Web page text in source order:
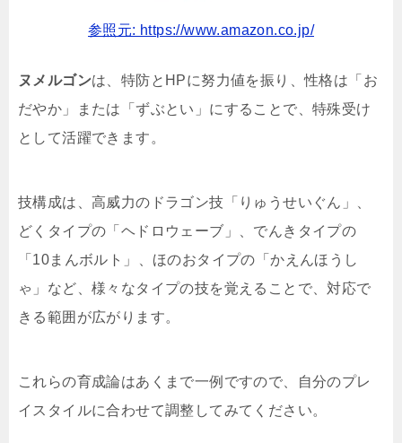
参照元: https://www.amazon.co.jp/
ヌメルゴンは、特防とHPに努力値を振り、性格は「お
だやか」または「ずぶとい」にすることで、特殊受け
として活躍できます。
技構成は、高威力のドラゴン技「りゅうせいぐん」、
どくタイプの「ヘドロウェーブ」、でんきタイプの
「10まんボルト」、ほのおタイプの「かえんほうし
ゃ」など、様々なタイプの技を覚えることで、対応で
きる範囲が広がります。
これらの育成論はあくまで一例ですので、自分のプレ
イスタイルに合わせて調整してみてください。